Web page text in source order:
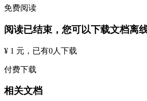
免费阅读
阅读已结束，您可以下载文档离
¥ 1 元 ，已有0人下载
付费下载
相关文档